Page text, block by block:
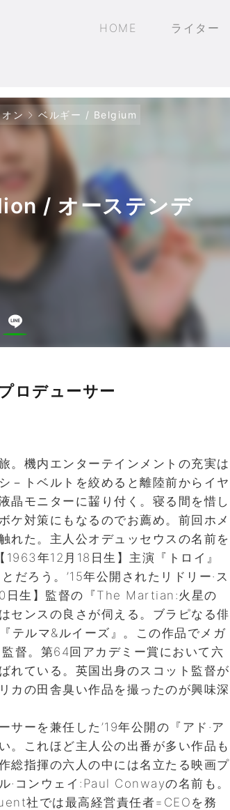
HOME ライター
ン ベルギー / Belgium
/ オーステンデ
ロデューサー
。機内エンターテインメントの充実は
－トベルトを絞めると離陸前からイヤ
晶モニターに齧り付く。寝る間を惜し
ケ対策にもなるのでお薦め。前回ホメ
れた。主人公オデュッセウスの名前を
年12月18日生】主演『トロイ』
だろう。’15年公開されたリドリー·ス
生】監督の『The Martian:火星の
センスの良さが伺える。ブラピなる俳
テルマ&ルイーズ』。この作品でメガ
督。第64回アカデミー賞において六
れている。英国出身のスコット監督が
カの田舎臭い作品を撮ったのが興味深
ーを兼任した’19年公開の『アド·ア
。これほど主人公の出番が多い作品も
総指揮の六人の中には名立たる映画プ
·コンウェイ:Paul Conwayの名前も。
社では最高経営責任者=CEOを務